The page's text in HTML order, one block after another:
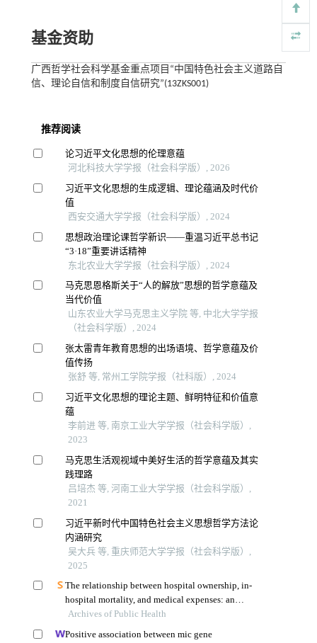
基金资助
广西哲学社会科学基金重点项目“中国特色社会主义道路自
信、理论自信和制度自信研究”(13ZKS001)